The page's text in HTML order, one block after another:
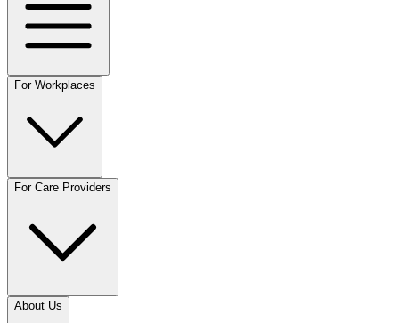
For Workplaces
For Care Providers
About Us